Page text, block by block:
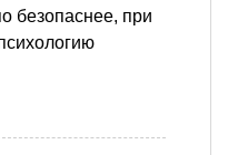
безопаснее, при